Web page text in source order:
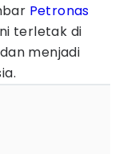
Petronas
terletak di
menjadi